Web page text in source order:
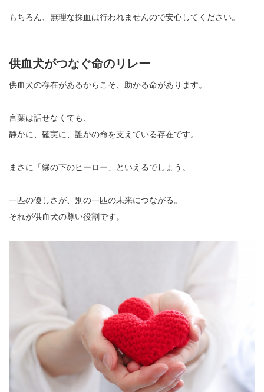
もちろん、無理な採血は行われませんので安心してください。
供血犬がつなぐ命のリレー
供血犬の存在があるからこそ、助かる命があります。
言葉は話せなくても、
静かに、確実に、誰かの命を支えている存在です。
まさに「縁の下のヒーロー」といえるでしょう。
一匹の優しさが、別の一匹の未来につながる。
それが供血犬の尊い役割です。